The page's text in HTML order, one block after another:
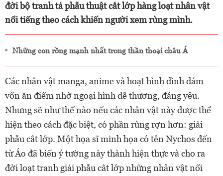
đời bộ tranh tả phẫu thuật cắt lớp hàng loạt nhân vật
nổi tiếng theo cách khiến người xem rùng mình.
Những con rồng mạnh nhất trong thần thoại châu Á
Các nhân vật manga, anime và hoạt hình đình đám
vốn ăn điểm nhờ ngoại hình dễ thương, đáng yêu.
Nhưng sẽ như thế nào nếu các nhân vật này được thể
hiện theo cách đặc biệt, có phần rùng rợn hơn: giải
phẫu cắt lớp. Một họa sĩ minh họa có tên Nychos đến
từ Áo đã biến ý tưởng này thành hiện thực và cho ra
đời loạt tranh giải phẫu cắt lớp những nhân vật nổi